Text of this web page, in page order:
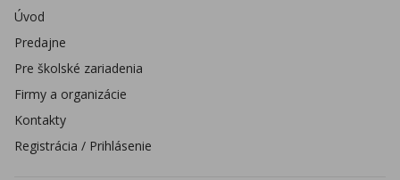
Úvod
Predajne
Pre školské zariadenia
Firmy a organizácie
Kontakty
Registrácia / Prihlásenie